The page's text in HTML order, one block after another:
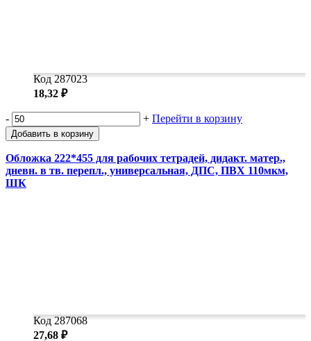
Код 287023
18,32 ₽
- + Перейти в корзину
Добавить в корзину
Обложка 222*455 для рабочих тетрадей, дидакт. матер.,
дневн. в тв. перепл., универсальная, ДПС, ПВХ 110мкм,
ШК
Код 287068
27,68 ₽